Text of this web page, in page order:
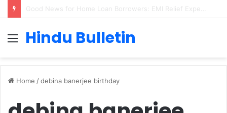
Menu
Hindu Bulletin
Home /debina banerjee birthday